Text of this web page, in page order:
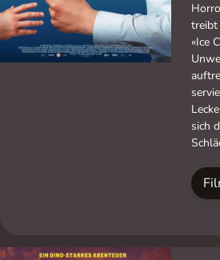
treibt
«Ice
sich